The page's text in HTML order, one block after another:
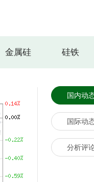
国内动
国际动
分析评
金属硅 硅铁